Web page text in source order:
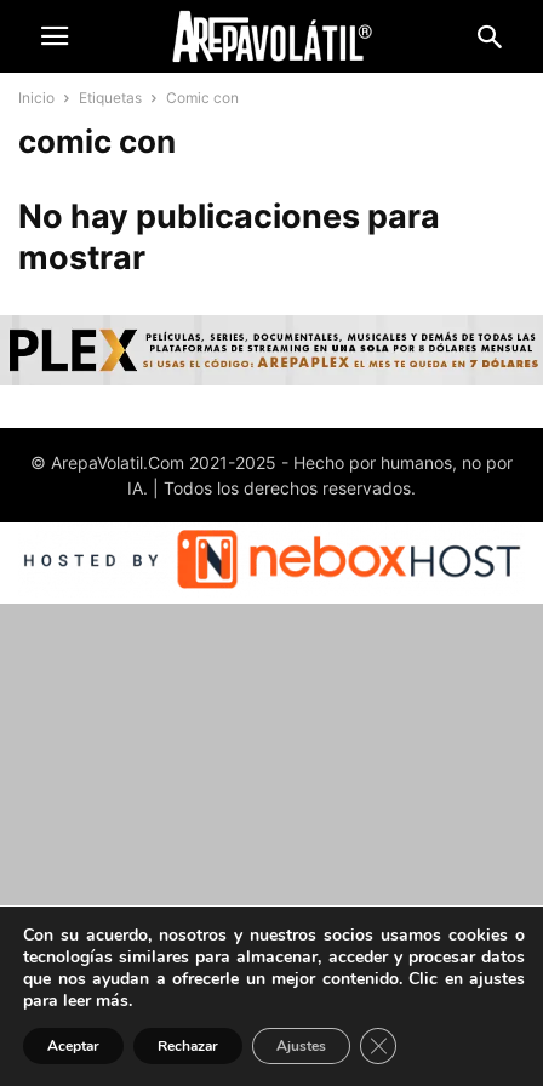
Inicio Etiquetas Comic con
comic con
No hay publicaciones para
mostrar
© ArepaVolatil.Com 2021-2025 - Hecho por humanos, no por
IA. | Todos los derechos reservados.
Con su acuerdo, nosotros y nuestros socios usamos cookies o
tecnologías similares para almacenar, acceder y procesar datos
que nos ayudan a ofrecerle un mejor contenido. Clic en ajustes
para leer más.
Aceptar Rechazar Ajustes Cerrar el banner de